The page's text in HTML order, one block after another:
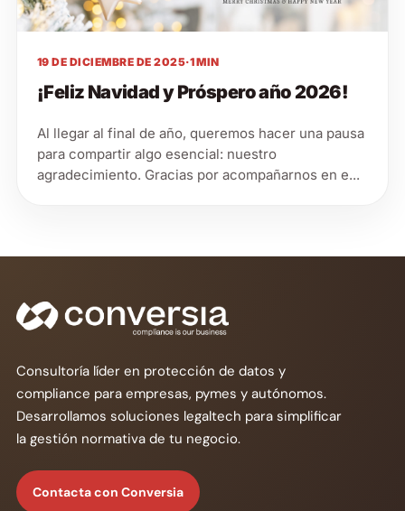
19 DE DICIEMBRE DE 2025·1 MIN
¡Feliz Navidad y Próspero año 2026!
Al llegar al final de año, queremos hacer una pausa
para compartir algo esencial: nuestro
agradecimiento. Gracias por acompañarnos en e...
Consultoría líder en protección de datos y
compliance para empresas, pymes y autónomos.
Desarrollamos soluciones legaltech para simplificar
la gestión normativa de tu negocio.
Contacta con Conversia